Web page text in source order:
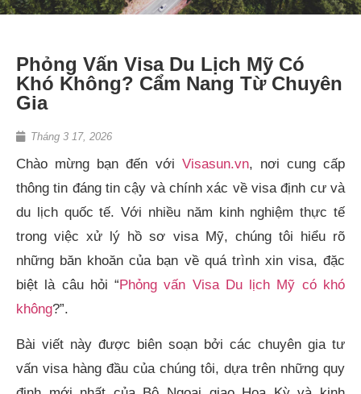
Phỏng Vấn Visa Du Lịch Mỹ Có
Khó Không? Cẩm Nang Từ Chuyên
Gia
Tháng 3 17, 2026
Chào mừng bạn đến với Visasun.vn, nơi cung cấp
thông tin đáng tin cậy và chính xác về visa định cư và
du lịch quốc tế. Với nhiều năm kinh nghiệm thực tế
trong việc xử lý hồ sơ visa Mỹ, chúng tôi hiểu rõ
những băn khoăn của bạn về quá trình xin visa, đặc
biệt là câu hỏi “Phỏng vấn Visa Du lịch Mỹ có khó
không?”.
Bài viết này được biên soạn bởi các chuyên gia tư
vấn visa hàng đầu của chúng tôi, dựa trên những quy